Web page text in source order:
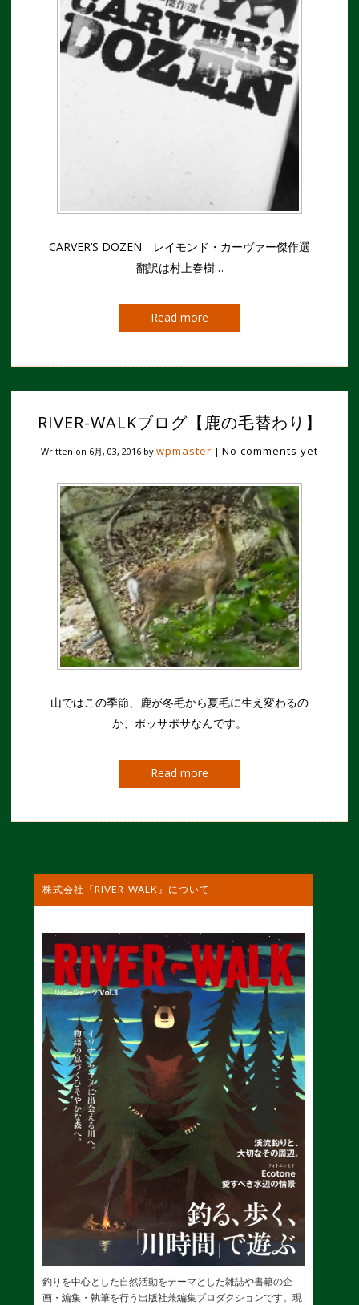
CARVER’S DOZEN レイモンド・カーヴァー傑作選
翻訳は村上春樹…
Read more
RIVER-WALKブログ【鹿の毛替わり】
Written on 6月, 03, 2016 by wpmaster | No comments yet
山ではこの季節、鹿が冬毛から夏毛に生え変わるの
か、ポッサポサなんです。
Read more
株式会社『RIVER-WALK』について
釣りを中心とした自然活動をテーマとした雑誌や書籍の企
画・編集・執筆を行う出版社兼編集プロダクションです。現